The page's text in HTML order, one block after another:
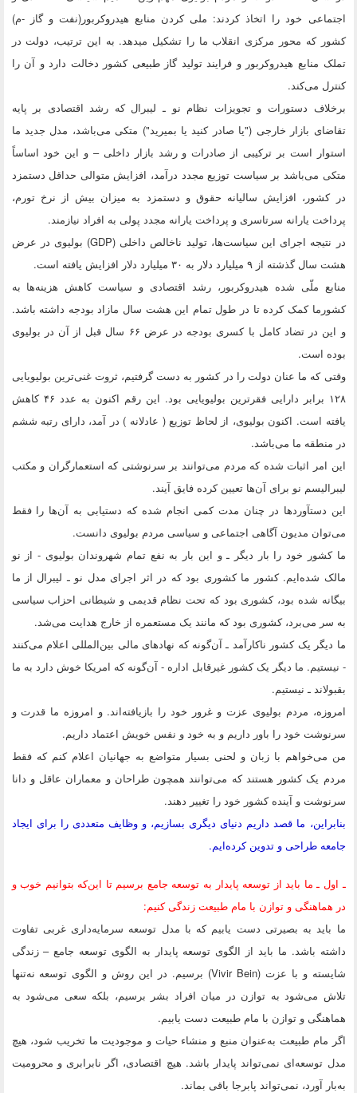
اجتماعی خود را اتخاذ کر‌دند: ملی کردن منابع هیدروکربور(نفت و گاز -م)
کشور که محور مرکزی انقلاب ما را تشکیل میدهد. به این ترتیب، دولت در
تملک منابع هیدروکربور و فرایند تولید گاز طبیعی کشور دخالت دارد و آن را
کنترل می‌کند.
برخلاف دستورات و تجویزات نظام نو ـ لیبرال که رشد اقتصادی بر پایه
تقاضای بازار خارجی ("یا صادر کنید یا بمیرید") متکی می‌باشد، مدل جدید ما
استوار است بر ترکیبی از صادرات و رشد بازار داخلی – و این خود اساساً
متکی می‌باشد بر سیاست توزیع مجدد درآمد، افزایش متوالی حداقل دستمزد
در کشور، ‌افزایش سالیانه حقوق و دستمزد به میزان بیش‌ از نرخ تورم،
پرداخت یارانه سرتاسری و پرداخت یارانه مجدد پولی به افراد نیازمند.
در نتیجه اجرای این سیاست‌ها، تولید ناخالص داخلی (GDP) بولیوی در عرض
هشت سال گذشته از ۹ میلیارد دلار به ۳۰ میلیارد دلار افزایش یافته است.
منابع ملّی شده هیدروکربور، رشد اقتصادی و سیاست کاهش هزینه‌ها به
کشورما کمک کرده تا در طول تمام این هشت سال مازاد بودجه داشته باشد.
و این در تضاد کامل با کسری بودجه در عرض ۶۶ سال قبل از آن در بولیوی
بوده است.
وقتی که ما عنان دولت را در کشور به دست گرفتیم، ثروت غنی‌ترین بولیویایی
۱۲۸ برابر دارایی فقرترین بولیویایی بود. این رقم اکنون به عدد ۴۶ کاهش
یافته است. اکنون بولیوی، از لحاظ توزیع ( عادلانه ) در آمد، دارای رتبه ششم
در منطقه ما می‌باشد.
این امر اثبات شده که مردم می‌توانند بر سرنوشتی که استعمارگران و مکتب
لیبرالیسم نو برای آن‌ها تعیین کرده فایق آیند.
این دستآوردها در چنان مدت کمی انجام شده که دستیابی به آن‌ها را فقط
می‌توان مدیون آگاهی اجتماعی و سیاسی مردم بولیوی دانست.
ما کشور خود را بار دیگر ـ و این بار به نفع تمام شهروندان بولیوی - از نو
مالک شده‌ایم. کشور ما کشوری بود که در اثر اجرای مدل نو ـ لیبرال از ما
بیگانه شده بود، ‌کشوری بود که تحت نظام قدیمی و شیطانی احزاب سیاسی
به سر می‌برد، کشوری بود که مانند یک مستعمره از خارج هدایت می‌شد.
ما دیگر یک کشور ناکارآمد ـ آن‌گونه که نهادهای مالی بین‌المللی اعلام می‌کنند
- نیستیم. ما دیگر یک کشور غیرقابل اداره - ‌آن‌گونه که امریکا خوش دارد به ما
بقبولاند ـ نیستیم.
امروزه، مردم بولیوی عزت و غرور خود را بازیافته‌اند. و امروزه ما قدرت و
سرنوشت خود را باور داریم و به خود و نفس خویش اعتماد داریم.
من می‌خواهم با زبان و لحنی بسیار متواضع به جهانیان اعلام کنم که فقط
مردم یک کشور هستند که می‌توانند همچون طراحان و معماران عاقل و دانا
سرنوشت و آینده کشور خود را تغییر دهند.
بنابراین، ما قصد داریم دنیای دیگری بسازیم، و وظایف متعددی را برای ایجاد
جامعه طراحی و تدوین کرده‌ایم.
ـ اول ـ ما باید از توسعه پایدار به توسعه جامع برسیم تا این‌که بتوانیم خوب و
در هماهنگی و توازن با مام طبیعت زندگی کنیم:
ما باید به بصیرتی دست یابیم که با مدل تو‌سعه سرمایه‌داری غربی تفاوت
داشته باشد. ما باید از الگوی توسعه پایدار به الگوی توسعه جامع – زندگی
شایسته و با عزت (Vivir Bein) برسیم. در این روش و الگوی توسعه نه‌تنها
تلاش می‌شود به توازن در میان افراد بشر برسیم، بلکه سعی می‌شود به
هماهنگی و توازن با مام طبیعت دست یابیم.
اگر مام طبیعت به‌عنوان منبع و منشاء حیات و موجودیت ما تخریب شود، هیچ
مدل توسعه‌ای نمی‌تواند پایدار باشد. هیچ اقتصادی، اگر نابرابری و محرومیت
به‌بار آورد، نمی‌تواند پابرجا باقی بماند.